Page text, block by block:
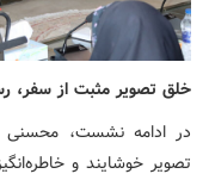
خلق تصویر مثبت از سفر،
در ادامه نشست، محسنی
تصویر خوشایند و